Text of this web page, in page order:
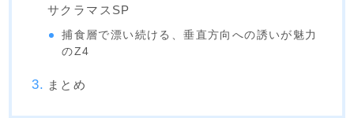
サクラマスSP
捕食層で漂い続ける、垂直方向への誘いが魅力
のZ4
まとめ